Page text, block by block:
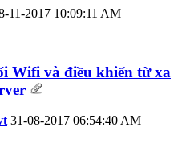
11-2017 10:09:11 AM
Wifi và điều khiển từ xa
31-08-2017 06:54:40 AM